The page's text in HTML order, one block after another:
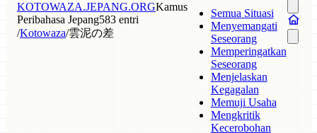
KOTOWAZA.JEPANG.ORGKamus
Peribahasa Jepang583 entri
/Kotowaza/雲泥の差
Semua Situasi
Menyemangati
Seseorang
Memperingatkan
Seseorang
Menjelaskan
Kegagalan
Memuji Usaha
Mengkritik
Kecerobohan